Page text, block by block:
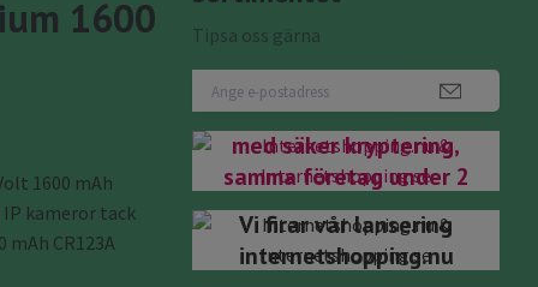
Tipsa oss gärna
Nu har du kommit rätt
internetshopping.se
Internetshopping.nu
med säker kryptering,
samma företag under 2
domäner.bifirma till
Antenngrabben Teknik
& Data Välkomna!
Vi firar vår lansering
internetshopping.nu
1600
1600 mAh
kameror tack
CR123A